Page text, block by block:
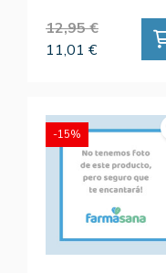
12,95 €
11,01 €
-15%